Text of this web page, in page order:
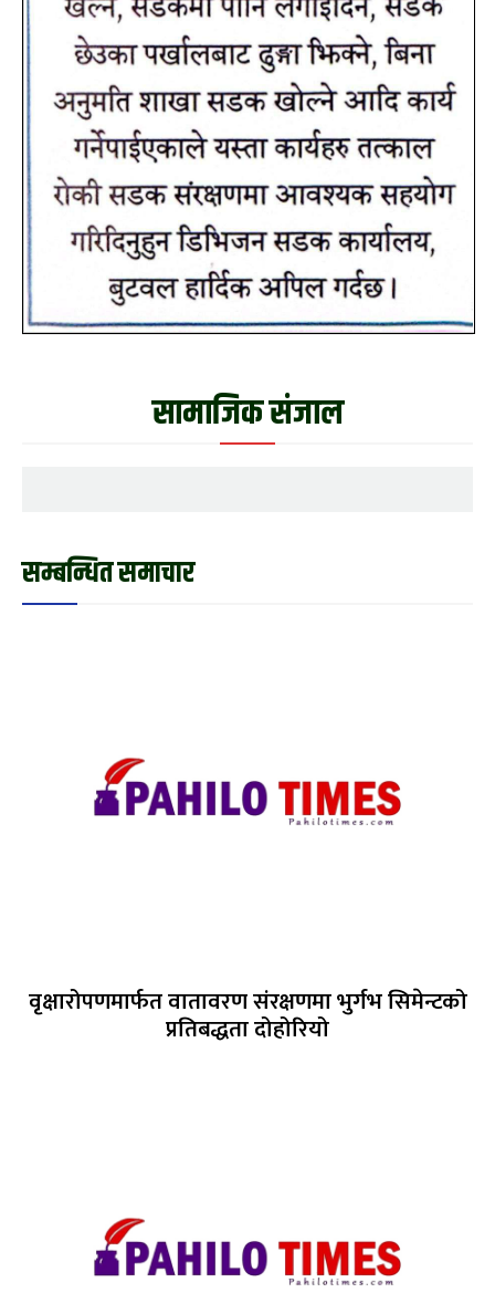
सामाजिक संजाल
सम्बन्धित समाचार
वृक्षारोपणमार्फत वातावरण संरक्षणमा भुर्गभ सिमेन्टको
प्रतिबद्धता दोहोरियो